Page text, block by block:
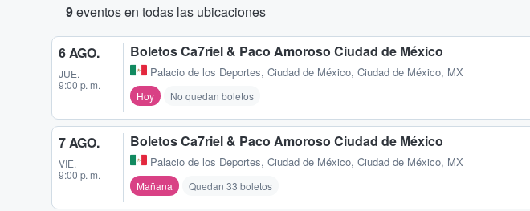
9eventos en todas las ubicaciones
6 AGO.
JUE.
9:00 p. m.
Boletos Ca7riel & Paco Amoroso Ciudad de México
Palacio de los Deportes, Ciudad de México, Ciudad de México, MX
Hoy No quedan boletos
7 AGO.
VIE.
9:00 p. m.
Boletos Ca7riel & Paco Amoroso Ciudad de México
Palacio de los Deportes, Ciudad de México, Ciudad de México, MX
Mañana Quedan 33 boletos